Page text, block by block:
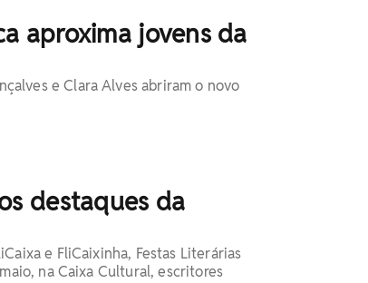
aproxima jovens da
e Clara Alves abriram o novo
destaques da
e FliCaixinha, Festas Literárias
na Caixa Cultural, escritores